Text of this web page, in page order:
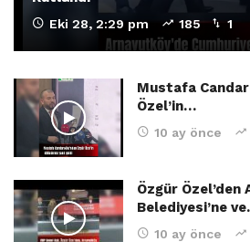
Eki 28, 2:29 pm 185 1
Mustafa
Özel’in…
10 ay önce
Özgür Özel’den
Belediyesi’ne
10 ay önce